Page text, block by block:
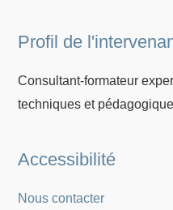
Profil de
Consultant-formateur
techniques et
Accessibilité
Nous contacter